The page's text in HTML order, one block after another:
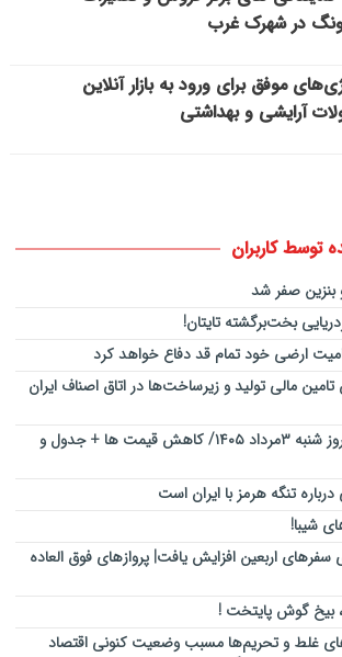
در شهرک غرب
موفق برای ورود به بازار آنلاین
آرایشی و بهداشتی
توسط کاربران
بخت‌برگشته تایتان!
ارضی خود تمام قد دفاع خواهد کرد
مالی تولید و زیرساخت‌ها در اتاق اصناف ایران
قیمت طلا و سکه امروز شنبه ۳مرداد ۱۴۰۵/ کاهش قیمت ها + جدول و
تنگه هرمز با ایران است
شیبا!
سفرهای اربعین افزایش یافت| پروازهای فوق العاده
بیخ گوش پایتخت !
غلط و تحریم‌ها مسبب وضعیت کنونی اقتصاد